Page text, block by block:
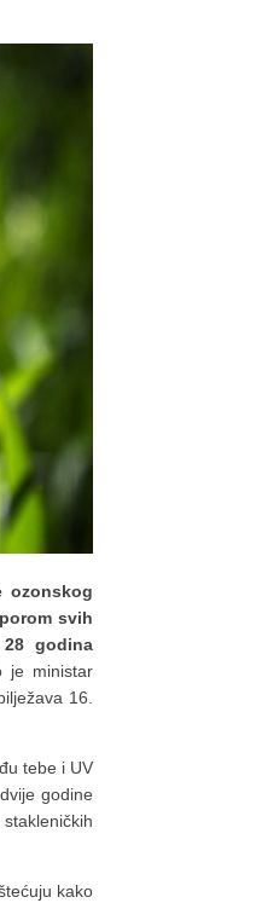
ozonskog
svih
godina
je ministar
16.
tebe i UV
godine
kako